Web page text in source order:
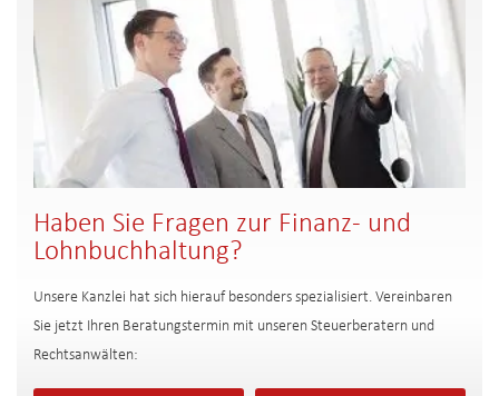
Haben Sie Fragen zur Finanz- und
Lohnbuchhaltung?
Unsere Kanzlei hat sich hierauf besonders spezialisiert. Vereinbaren
Sie jetzt Ihren Beratungstermin mit unseren Steuerberatern und
Rechtsanwälten: